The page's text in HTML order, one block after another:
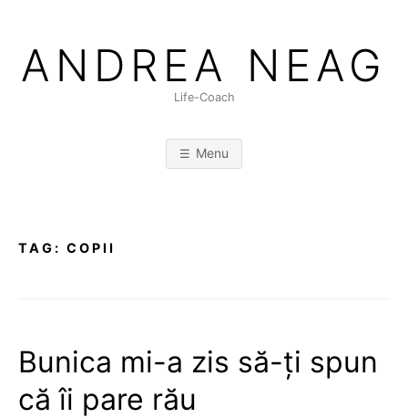
contentANDREA NEAG
Life-Coach
Menu
TAG: COPII
Bunica mi-a zis să-ți spun
că îi pare rău